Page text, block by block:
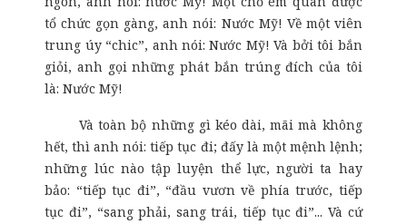
tổ chức gọn gàng, anh nói: Nước Mỹ! Về một viên
trung úy “chic”, anh nói: Nước Mỹ! Và bởi tôi bắn
giỏi, anh gọi những phát bắn trúng đích của tôi
là: Nước Mỹ!
Và toàn bộ những gì kéo dài, mãi mà không
hết, thì anh nói: tiếp tục đi; đấy là một mệnh lệnh;
những lúc nào tập luyện thể lực, người ta hay
bảo: “tiếp tục đi”, “đầu vươn về phía trước, tiếp
tục đi”, “sang phải, sang trái, tiếp tục đi”... Và cứ